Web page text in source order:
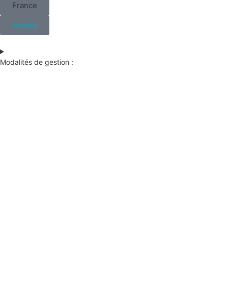
France
Monde
Modalités de gestion :